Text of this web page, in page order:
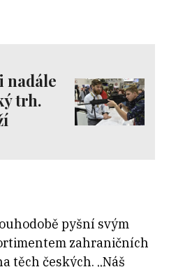
nadále
trh.
pyšní svým
zahraničních
těch českých. „Náš